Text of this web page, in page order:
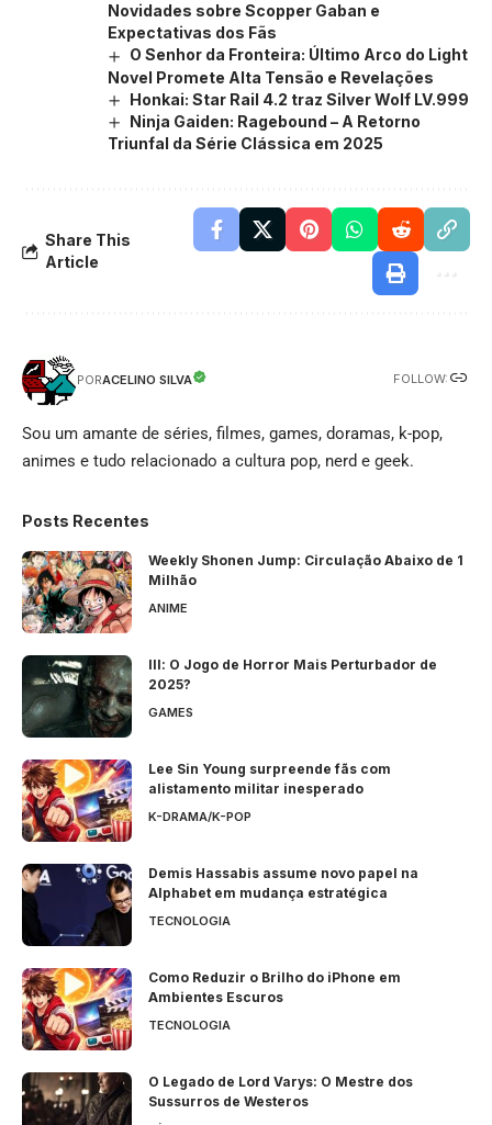
Novidades sobre Scopper Gaban e
Expectativas dos Fãs
O Senhor da Fronteira: Último Arco do Light
Novel Promete Alta Tensão e Revelações
Honkai: Star Rail 4.2 traz Silver Wolf LV.999
Ninja Gaiden: Ragebound – A Retorno
Triunfal da Série Clássica em 2025
Share This
Article
PORACELINO SILVA FOLLOW:
Sou um amante de séries, filmes, games, doramas, k-pop,
animes e tudo relacionado a cultura pop, nerd e geek.
Posts Recentes
Weekly Shonen Jump: Circulação Abaixo de 1
Milhão
ANIME
Ill: O Jogo de Horror Mais Perturbador de
2025?
GAMES
Lee Sin Young surpreende fãs com
alistamento militar inesperado
K-DRAMA/K-POP
Demis Hassabis assume novo papel na
Alphabet em mudança estratégica
TECNOLOGIA
Como Reduzir o Brilho do iPhone em
Ambientes Escuros
TECNOLOGIA
O Legado de Lord Varys: O Mestre dos
Sussurros de Westeros